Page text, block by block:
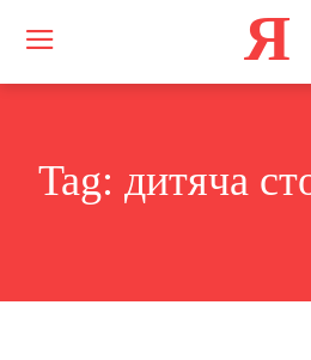
Я
Tag: дитяча